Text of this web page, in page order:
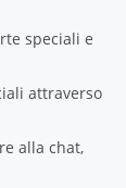
speciali e
attraverso
alla chat,